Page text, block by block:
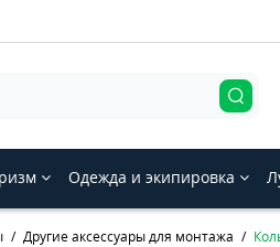
Одежда и экипировка
Другие аксессуары для монтажа